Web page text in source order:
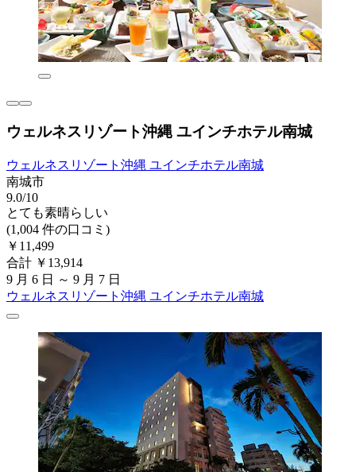
ウェルネスリゾート沖縄 ユインチホテル南城
ウェルネスリゾート沖縄 ユインチホテル南城
南城市
9.0/10
とても素晴らしい
(1,004 件の口コミ)
￥11,499
合計 ￥13,914
9 月 6 日 ～ 9 月 7 日
ウェルネスリゾート沖縄 ユインチホテル南城